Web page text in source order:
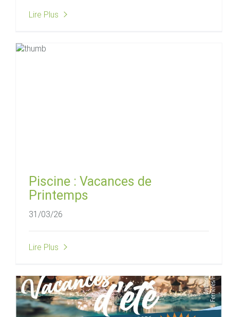
Lire Plus
Piscine : Vacances de
Printemps
31/03/26
Lire Plus